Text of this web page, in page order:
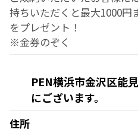
持ちいただくと最大1000円
をプレゼント！
※金券のぞく
PEN横浜市金沢区能
にございます。
住所